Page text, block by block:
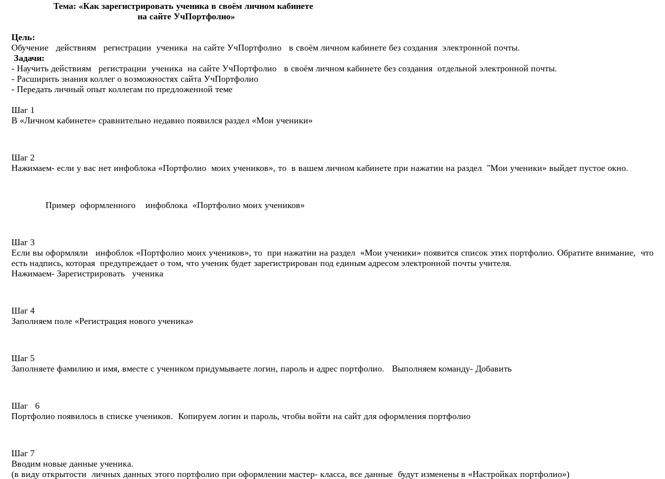
Тема: «Как зарегистрировать ученика в своём личном кабинете
на сайте УчПортфолио»
Цель:
Обучение действиям регистрации ученика на сайте УчПортфолио в своём личном кабинете без создания электронной почты.
Задачи:
- Научить действиям регистрации ученика на сайте УчПортфолио в своём личном кабинете без создания отдельной электронной почты.
- Расширить знания коллег о возможностях сайта УчПортфолио
- Передать личный опыт коллегам по предложенной теме
Шаг 1
В «Личном кабинете» сравнительно недавно появился раздел «Мои ученики»
Шаг 2
Нажимаем- если у вас нет инфоблока «Портфолио моих учеников», то в вашем личном кабинете при нажатии на раздел "Мои ученики» выйдет пустое окно.
Пример оформленного инфоблока «Портфолио моих учеников»
Шаг 3
Если вы оформляли инфоблок «Портфолио моих учеников», то при нажатии на раздел «Мои ученики» появится список этих портфолио. Обратите внимание, что
есть надпись, которая предупреждает о том, что ученик будет зарегистрирован под единым адресом электронной почты учителя.
Нажимаем- Зарегистрировать ученика
Шаг 4
Заполняем поле «Регистрация нового ученика»
Шаг 5
Заполняете фамилию и имя, вместе с учеником придумываете логин, пароль и адрес портфолио. Выполняем команду- Добавить
Шаг 6
Портфолио появилось в списке учеников. Копируем логин и пароль, чтобы войти на сайт для оформления портфолио
Шаг 7
Вводим новые данные ученика.
(в виду открытости личных данных этого портфолио при оформлении мастер- класса, все данные будут изменены в «Настройках портфолио»)